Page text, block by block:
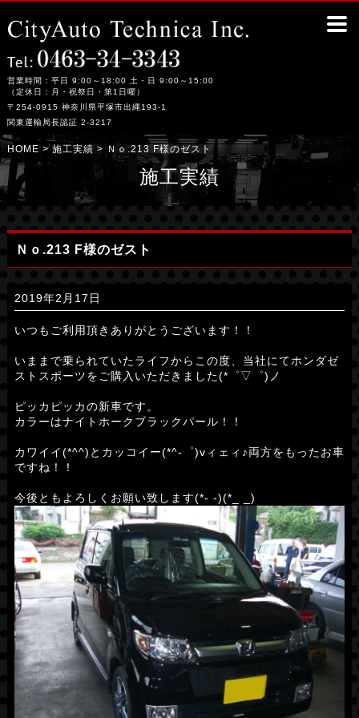
営業時間：平日 9:00～18:00 土・日 9:00～15:00
（定休日：月・祝祭日・第1日曜）
〒254-0915 神奈川県平塚市出縄193-1
関東運輸局長認証 2-3217
HOME> 施工実績 > Ｎｏ.213 F様のゼスト
施工実績
Ｎｏ.213 F様のゼスト
2019年2月17日
いつもご利用頂きありがとうございます！！
いままで乗られていたライフからこの度、当社にてホンダゼ
ストスポーツをご購入いただきました(*゜▽゜)ノ
ピッカピッカの新車です。
カラーはナイトホークブラックパール！！
カワイイ(*^^)とカッコイー(*^-゜)vィェィ♪両方をもったお車
ですね！！
今後ともよろしくお願い致します(*- -)(*_ _)